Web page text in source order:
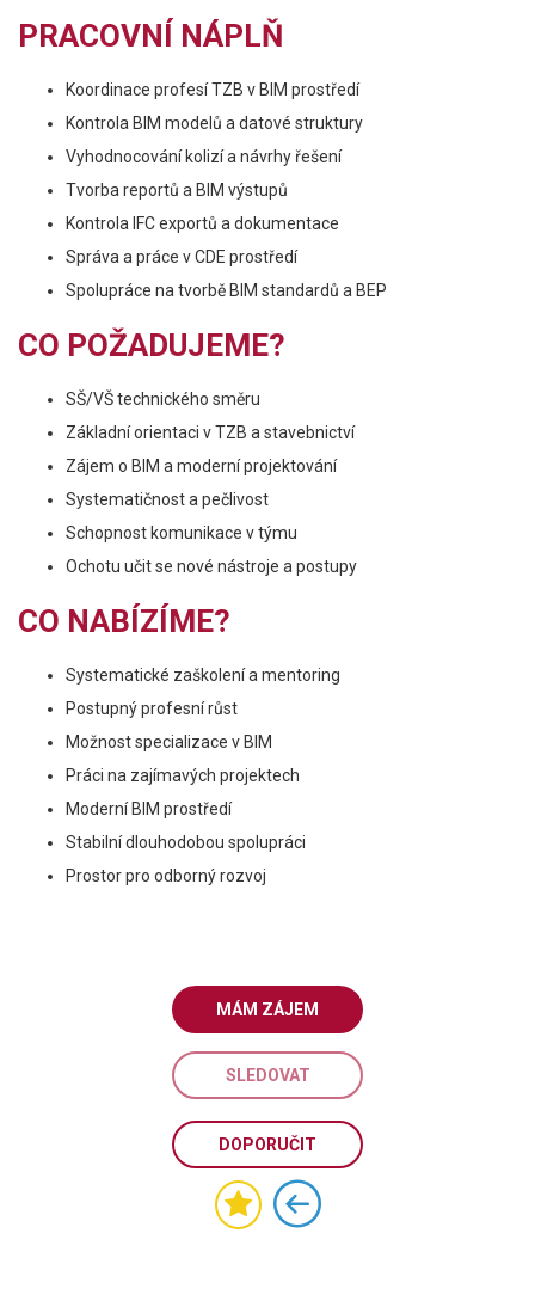
PRACOVNÍ NÁPLŇ
Koordinace profesí TZB v BIM prostředí
Kontrola BIM modelů a datové struktury
Vyhodnocování kolizí a návrhy řešení
Tvorba reportů a BIM výstupů
Kontrola IFC exportů a dokumentace
Správa a práce v CDE prostředí
Spolupráce na tvorbě BIM standardů a BEP
CO POŽADUJEME?
SŠ/VŠ technického směru
Základní orientaci v TZB a stavebnictví
Zájem o BIM a moderní projektování
Systematičnost a pečlivost
Schopnost komunikace v týmu
Ochotu učit se nové nástroje a postupy
CO NABÍZÍME?
Systematické zaškolení a mentoring
Postupný profesní růst
Možnost specializace v BIM
Práci na zajímavých projektech
Moderní BIM prostředí
Stabilní dlouhodobou spolupráci
Prostor pro odborný rozvoj
MÁM ZÁJEM
SLEDOVAT
DOPORUČIT